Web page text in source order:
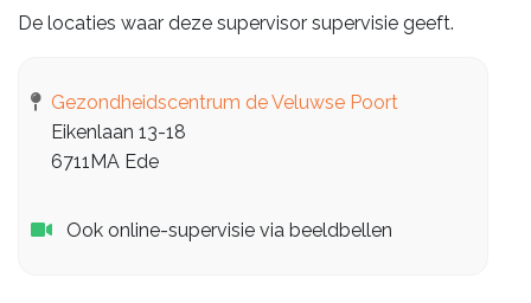
De locaties waar deze supervisor supervisie geeft.
Gezondheidscentrum de Veluwse Poort
Eikenlaan 13-18
6711MA Ede
Ook online-supervisie via beeldbellen